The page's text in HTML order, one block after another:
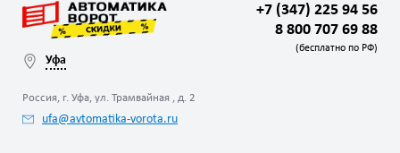
Уфа
Россия, г. Уфа, ул. Трамвайная , д. 2
ufa@avtomatika-vorota.ru
+7 (347) 225 94 56
8 800 707 69 88
(бесплатно по РФ)